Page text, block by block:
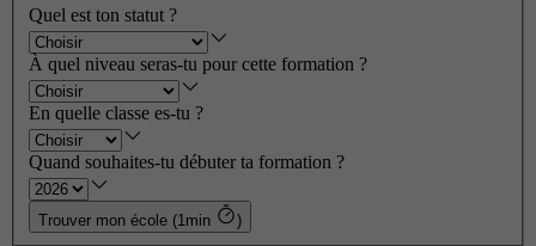
Quel est ton statut ?
À quel niveau seras-tu pour cette formation ?
En quelle classe es-tu ?
Quand souhaites-tu débuter ta formation ?
Trouver mon école (1min )